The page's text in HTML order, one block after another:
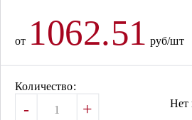
от 1062.51 руб/шт
Количество:
- + Нет